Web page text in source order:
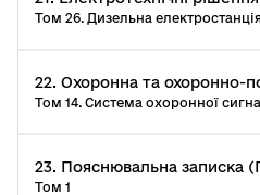
Том 26. Дизельна електростанція
22. Охоронна та охоронно-
Том 14. Система охоронної
23. Пояснювальна записка
Том 1